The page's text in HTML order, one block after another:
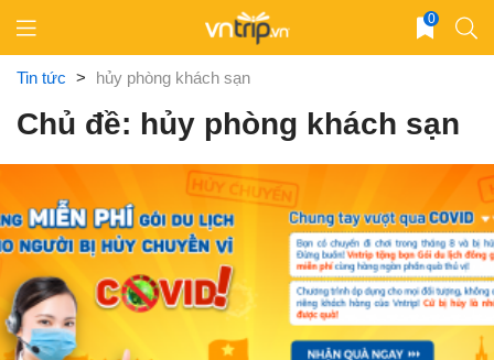
content
0
Tin tức > hủy phòng khách sạn
Chủ đề: hủy phòng khách sạn